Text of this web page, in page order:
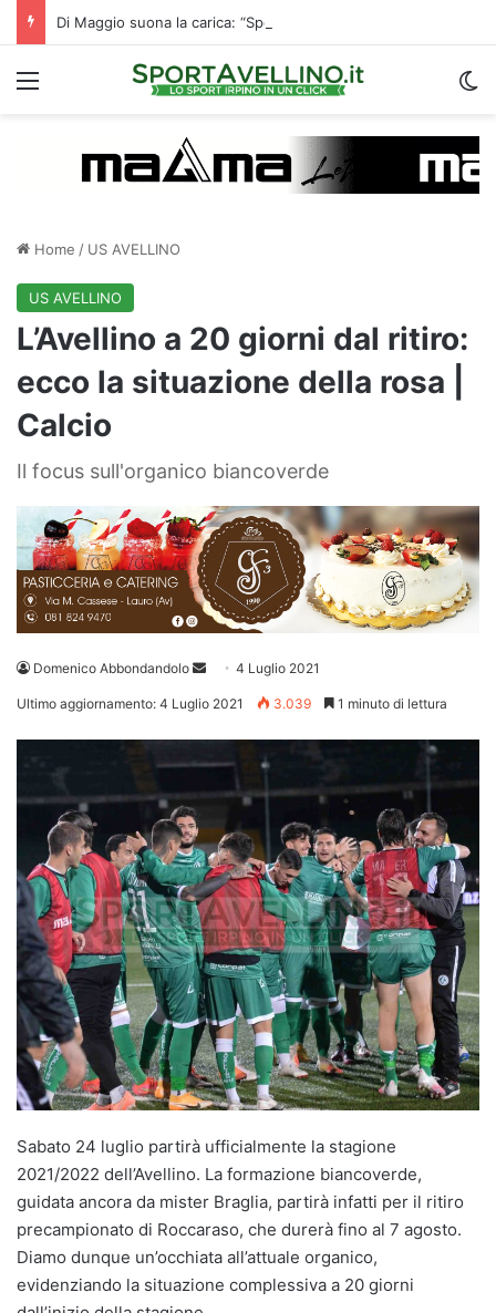
Menu
Home / US AVELLINO
US AVELLINO
L’Avellino a 20 giorni dal ritiro:
ecco la situazione della rosa |
Calcio
Il focus sull'organico biancoverde
Domenico Abbondandolo
Invia 4 Luglio 2021
Ultimo aggiornamento: 4 Luglio 2021 3.039 1 minuto di lettura
Sabato 24 luglio partirà ufficialmente la stagione
2021/2022 dell’Avellino. La formazione biancoverde,
guidata ancora da mister Braglia, partirà infatti per il ritiro
precampionato di Roccaraso, che durerà fino al 7 agosto.
Diamo dunque un’occhiata all’attuale organico,
evidenziando la situazione complessiva a 20 giorni